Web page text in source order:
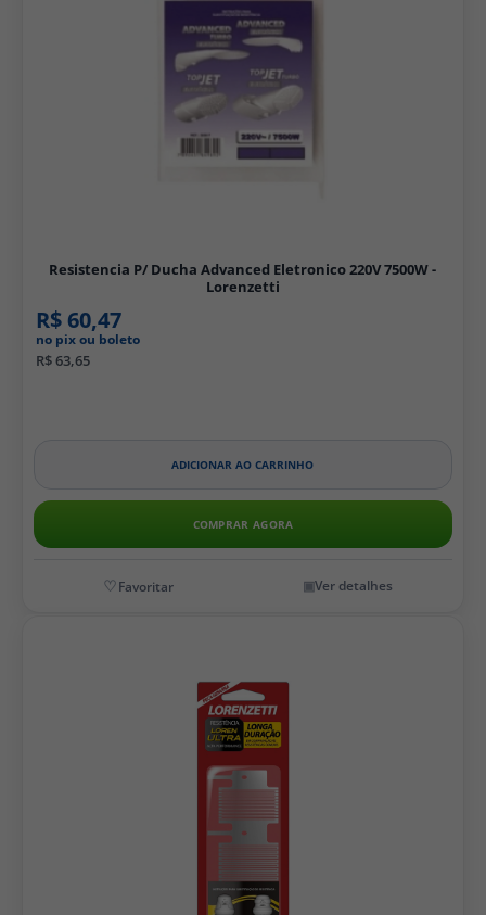
Resistencia P/ Ducha Advanced Eletronico 220V 7500W -
Lorenzetti
R$ 60,47
no pix ou boleto
R$ 63,65
ADICIONAR AO CARRINHO
COMPRAR AGORA
Ver detalhes